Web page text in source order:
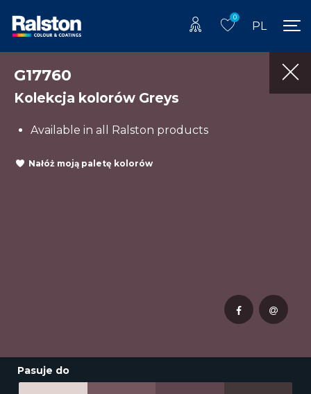
0
PL
G17760
Kolekcja kolorów Greys
Available in all Ralston products
Nałóż moją paletę kolorów
Pasuje do